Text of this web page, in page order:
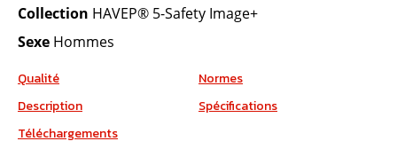
Collection HAVEP® 5-Safety Image+
Sexe Hommes
Qualité
Normes
Description
Spécifications
Téléchargements